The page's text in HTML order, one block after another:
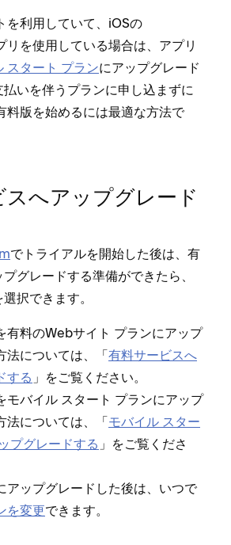
を利用していて⁠、iOSの
を使用している場合は⁠、アプリ
スタ⁠ート プランにア⁠ップグレ⁠ード
いを伴うプランに申し込まずに
版を始めるには最適な方法で
スへア⁠ップグレ⁠ード
でトライアルを開始した後は⁠、有
グレ⁠ードする準備ができたら⁠、
択できます⁠。
有料のWebサイト プランにア⁠ップ
法については⁠、「⁠有料サ⁠ービスへ
する ⁠」をご覧ください⁠。
モバイル スタ⁠ート プランにア⁠ップ
法については⁠、「⁠モバイル スタ⁠ー
プグレ⁠ードする ⁠」をご覧くださ
ア⁠ップグレ⁠ードした後は⁠、いつで
を変更できます⁠。